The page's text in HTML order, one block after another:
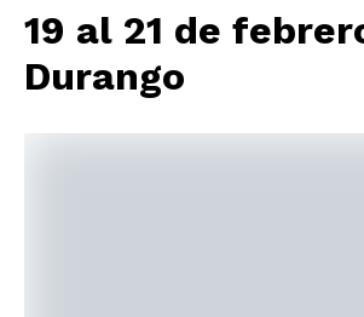
19 al 21 de
Durango